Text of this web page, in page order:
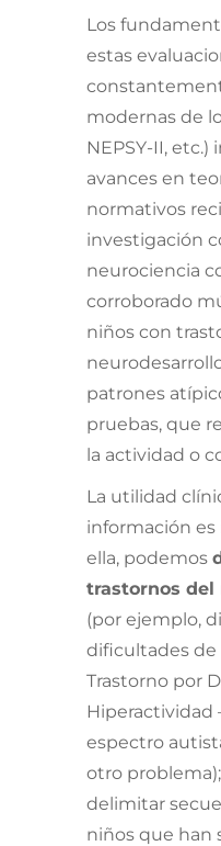
Los
estas
modernas de
NEPSY-II, etc.)
avances en
normativos
investigación
neurociencia
corroborado
niños con
patrones
pruebas, que
la actividad o
La utilidad
información es
ella, podemos
trastornos del
(por ejemplo,
dificultades de
Trastorno por
Hiperactividad
espectro
otro
delimitar
niños que han